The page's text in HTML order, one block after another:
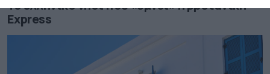
Το ελληνικό νησί που «υμνεί» η βρετανική
Express